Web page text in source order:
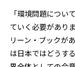
「環境問題につい
ていく必要があり
リーン・ブックが
は日本ではどうす